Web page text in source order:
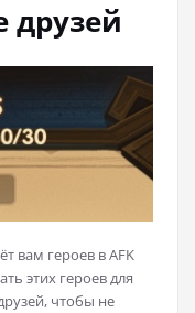
друзей
вам героев в AFK
этих героев для
чтобы не